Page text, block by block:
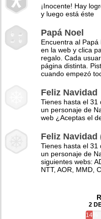
¡Inocente! Hay
y luego está éste
Papá Noel
Encuentra al
en la web y clica
regalo. Cada
página distinta.
cuando empezó
Feliz Navidad
Tienes hasta el
un personaje de
web ¿Aceptas el
Feliz Navidad
Tienes hasta el
un personaje de
siguientes webs:
NTT, AOR, MMD,
2
14%